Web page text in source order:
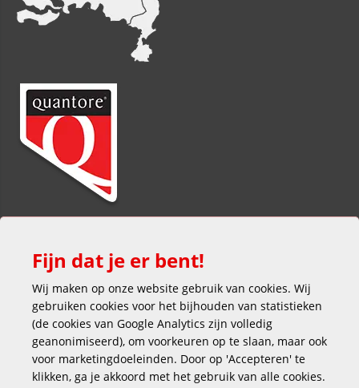
Veilig en gemakkelijk betalen
Fijn dat je er bent!
Wij maken op onze website gebruik van cookies. Wij
gebruiken cookies voor het bijhouden van statistieken
(de cookies van Google Analytics zijn volledig
geanonimiseerd), om voorkeuren op te slaan, maar ook
voor marketingdoeleinden. Door op 'Accepteren' te
klikken, ga je akkoord met het gebruik van alle cookies.